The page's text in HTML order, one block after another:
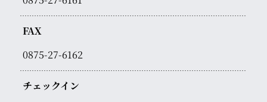
FAX
0875-27-6162
チェックイン